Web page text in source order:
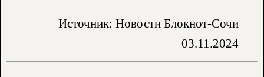
Источник: Новости Блокнот-Сочи
03.11.2024